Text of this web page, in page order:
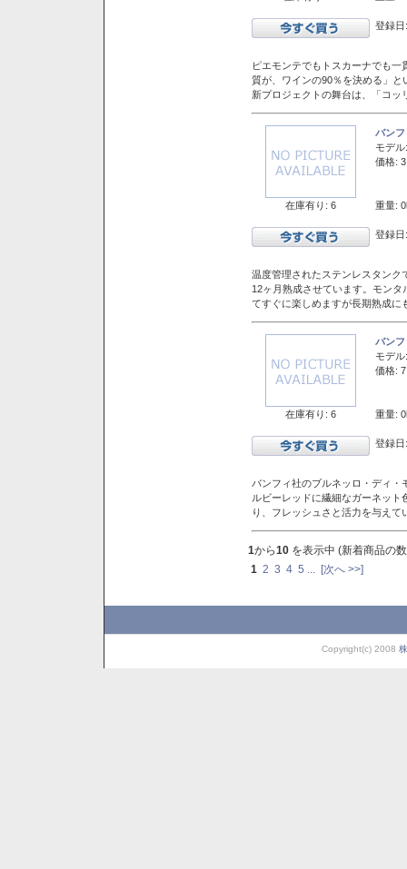
登録
ピエモンテでもトスカーナでも
質が、ワインの90％を決める」
新プロジェクトの舞台は、「コ
在庫有り: 6
バン
モデル:
価格:
重量:
登録
温度管理されたステンレスタンク
12ヶ月熟成させています。モン
てすぐに楽しめますが長期熟成に
在庫有り: 6
バン
モデル:
価格:
重量:
登録
バンフィ社のブルネッロ・ディ
ルビーレッドに繊細なガーネッ
り、フレッシュさと活力を与え
1から10 を表示中 (新着商品の
1 2 3 4 5 [次へ >>]
Copyright(c) 2008